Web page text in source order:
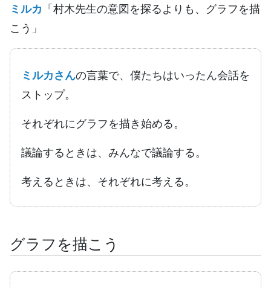
ミルカ 「村木先生の意図を探るよりも、グラフを描
こう」
ミルカさんの言葉で、僕たちはいったん会話を
ストップ。
それぞれにグラフを描き始める。
議論するときは、みんなで議論する。
考えるときは、それぞれに考える。
グラフを描こう